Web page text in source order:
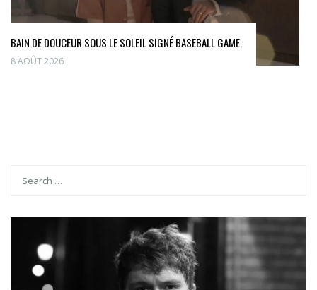
BAIN DE DOUCEUR SOUS LE SOLEIL SIGNÉ BASEBALL GAME.
8 AOÛT 2026